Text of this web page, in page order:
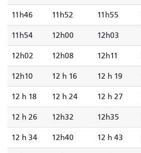
11h46 11h52 11h55
11h54 12h00 12h03
12h02 12h08 12h11
12h10 12 h 16 12 h 19
12 h 18 12 h 24 12 h 27
12 h 26 12h32 12h35
12 h 34 12h40 12 h 43